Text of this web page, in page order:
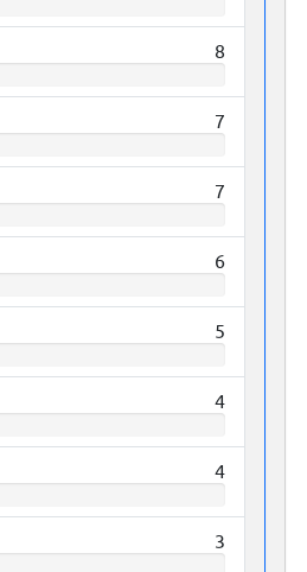
8
7
7
6
5
4
4
3